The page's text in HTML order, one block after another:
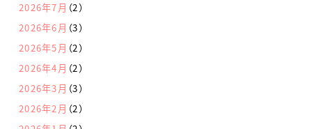
2026年7月 （2）
2026年6月 （3）
2026年5月 （2）
2026年4月 （2）
2026年3月 （3）
2026年2月 （2）